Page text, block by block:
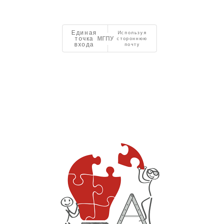
Единая
точка
входа
Используя
стороннюю
почту